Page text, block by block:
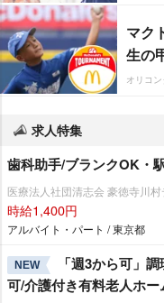
マク
生の
オリコ
求人特集
歯科助手/ブランクOK・
医療法人社団清志会 豪徳寺川
時給1,400円
アルバイト・パート / 東京都
NEW
「週3から可」
可/介護付き有料老人ホ